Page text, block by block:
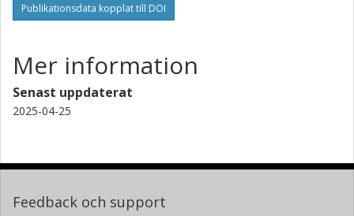
Publikationsdata kopplat till DOI
Mer information
Senast uppdaterat
2025-04-25
Feedback och support